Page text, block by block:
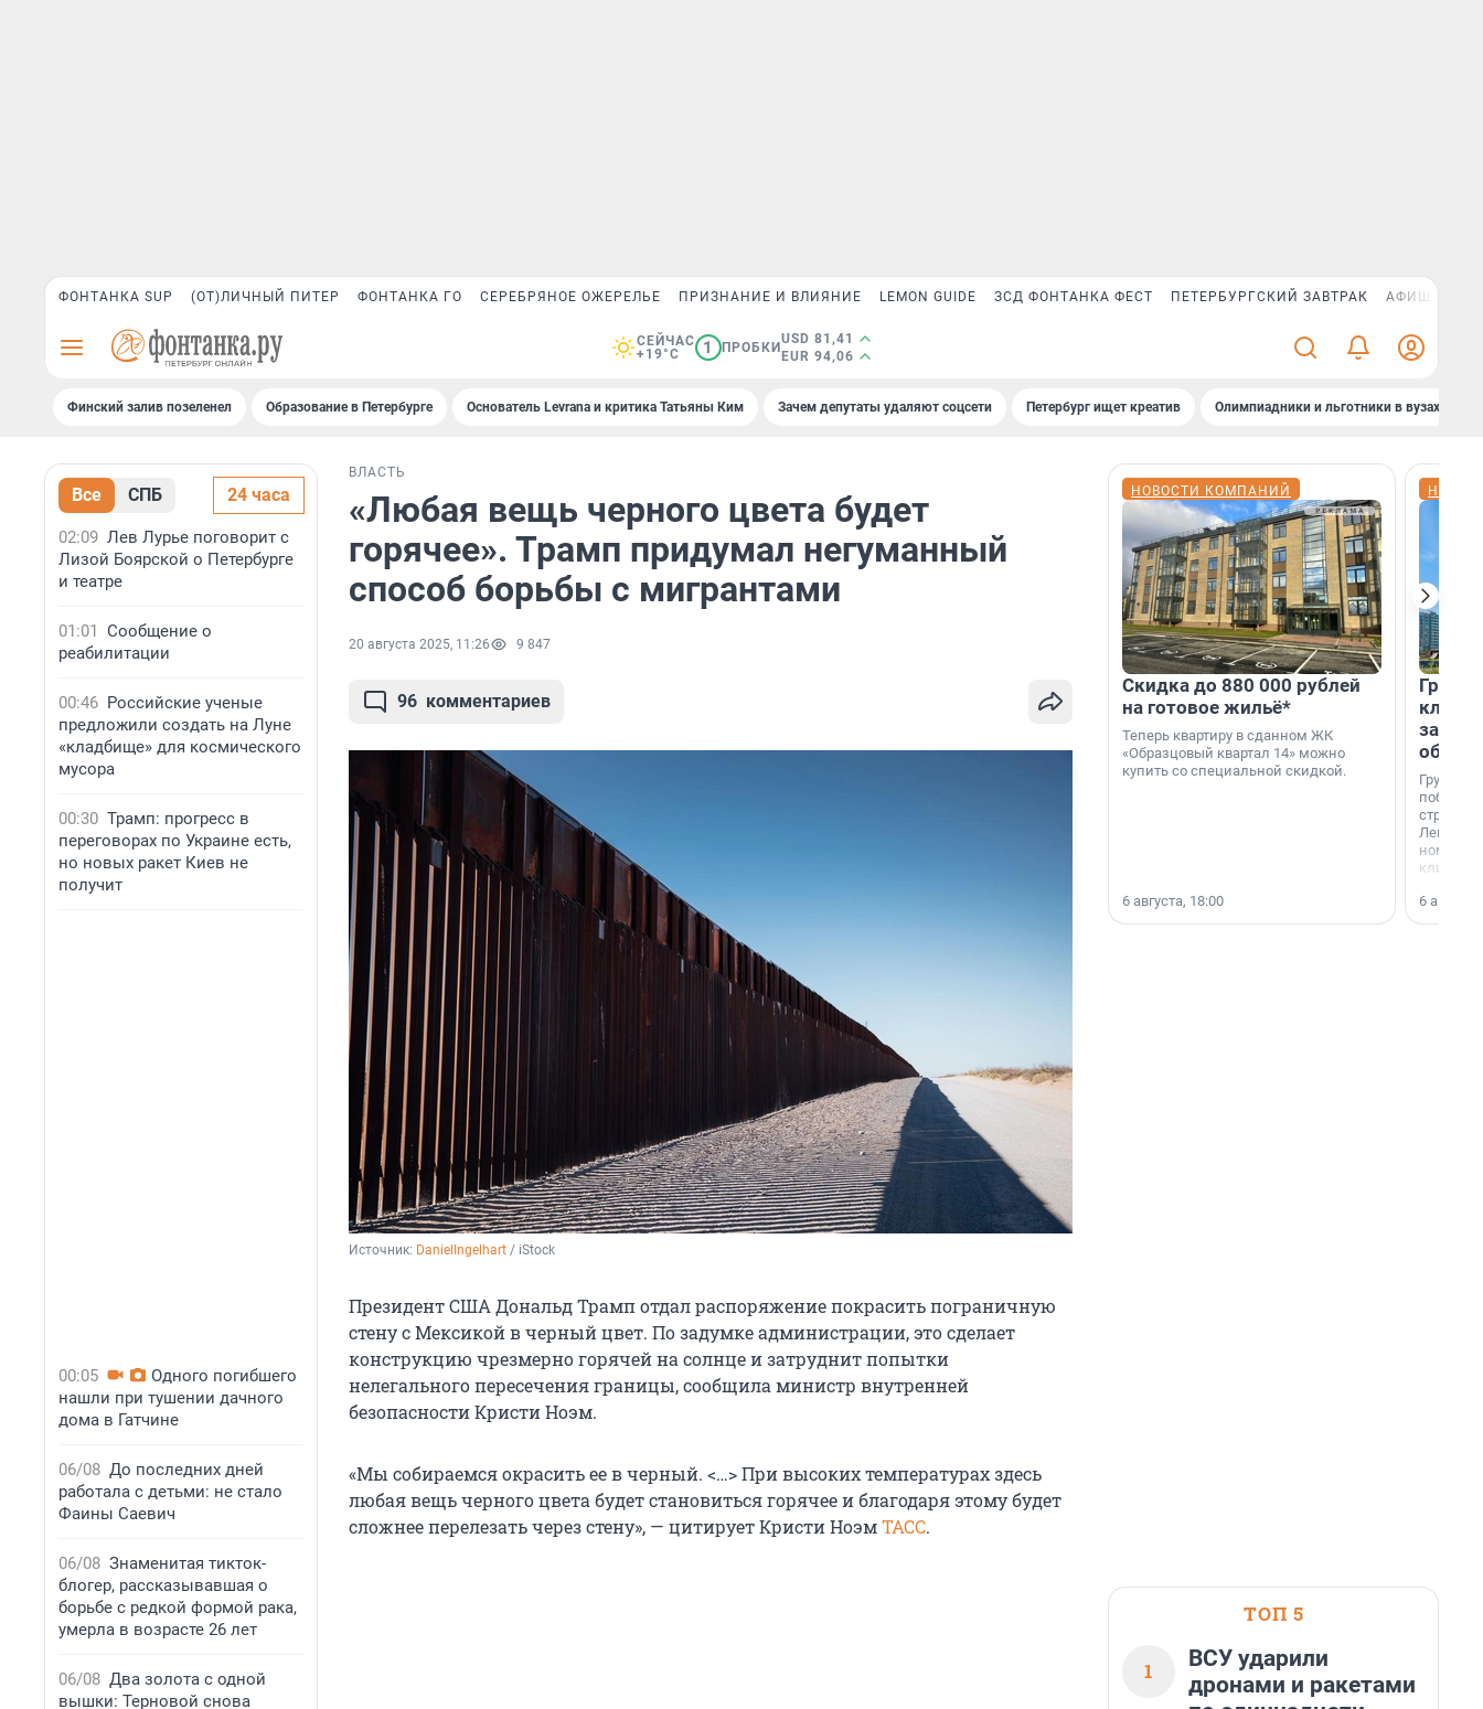
ФОНТАНКА SUP (ОТ)ЛИЧНЫЙ ПИТЕР ФОНТАНКА ГО СЕРЕБРЯНОЕ ОЖЕРЕЛЬЕ ПРИЗНАНИЕ И ВЛИЯНИЕ LEMON GUIDE ЗСД ФОНТАНКА ФЕСТ ПЕТЕРБУРГСКИЙ ЗАВТРАК АФИША PLUS
СЕЙЧАС
+19°C
1 ПРОБКИ
USD 81,41
EUR 94,06
Финский залив позеленел Образование в Петербурге Основатель Levrana и критика Татьяны Ким Зачем депутаты удаляют соцсети Петербург ищет креатив Олимпиадники и льготники в вузах СПб
Все СПБ 24 часа
02:09 Лев Лурье поговорит с
Лизой Боярской о Петербурге
и театре
01:01 Сообщение о
реабилитации
00:46 Российские ученые
предложили создать на Луне
«кладбище» для космического
мусора
00:30 Трамп: прогресс в
переговорах по Украине есть,
но новых ракет Киев не
получит
00:05
Одного погибшего
нашли при тушении дачного
дома в Гатчине
06/08 До последних дней
работала с детьми: не стало
Фаины Саевич
06/08 Знаменитая тикток-
блогер, рассказывавшая о
борьбе с редкой формой рака,
умерла в возрасте 26 лет
06/08 Два золота с одной
вышки: Терновой снова
ВЛАСТЬ
«Любая вещь черного цвета будет
горячее». Трамп придумал негуманный
способ борьбы с мигрантами
20 августа 2025, 11:26 9 847
96 комментариев
Источник: DanielIngelhart / iStock
Президент США Дональд Трамп отдал распоряжение покрасить пограничную
стену с Мексикой в черный цвет. По задумке администрации, это сделает
конструкцию чрезмерно горячей на солнце и затруднит попытки
нелегального пересечения границы, сообщила министр внутренней
безопасности Кристи Ноэм.
«Мы собираемся окрасить ее в черный. <…> При высоких температурах здесь
любая вещь черного цвета будет становиться горячее и благодаря этому будет
сложнее перелезать через стену», — цитирует Кристи НоэмТАСС.
НОВОСТИ КОМПАНИЙ
Скидка до 880 000 рублей
на готовое жильё*
Теперь квартиру в сданном ЖК
«Образцовый квартал 14» можно
купить со специальной скидкой.
6 августа, 18:00
Группа
области».
6
ТОП 5
1
ВСУ ударили
дронами и ракетами